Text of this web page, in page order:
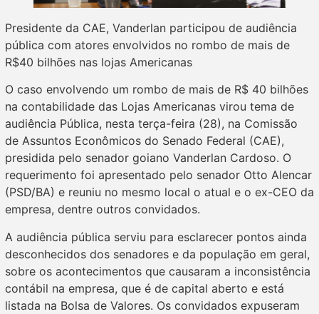
Presidente da CAE, Vanderlan participou de audiência
pública com atores envolvidos no rombo de mais de
R$40 bilhões nas lojas Americanas
O caso envolvendo um rombo de mais de R$ 40 bilhões
na contabilidade das Lojas Americanas virou tema de
audiência Pública, nesta terça-feira (28), na Comissão
de Assuntos Econômicos do Senado Federal (CAE),
presidida pelo senador goiano Vanderlan Cardoso. O
requerimento foi apresentado pelo senador Otto Alencar
(PSD/BA) e reuniu no mesmo local o atual e o ex-CEO da
empresa, dentre outros convidados.
A audiência pública serviu para esclarecer pontos ainda
desconhecidos dos senadores e da população em geral,
sobre os acontecimentos que causaram a inconsistência
contábil na empresa, que é de capital aberto e está
listada na Bolsa de Valores. Os convidados expuseram